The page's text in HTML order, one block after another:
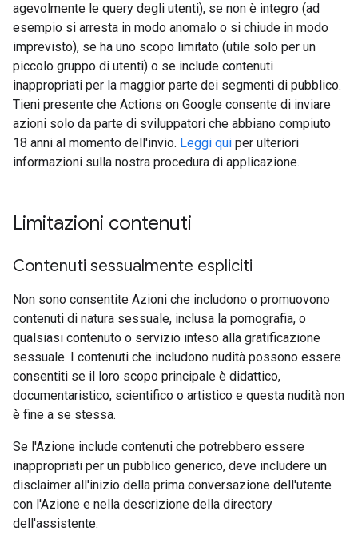
agevolmente le query degli utenti), se non è integro (ad
esempio si arresta in modo anomalo o si chiude in modo
imprevisto), se ha uno scopo limitato (utile solo per un
piccolo gruppo di utenti) o se include contenuti
inappropriati per la maggior parte dei segmenti di pubblico.
Tieni presente che Actions on Google consente di inviare
azioni solo da parte di sviluppatori che abbiano compiuto
18 anni al momento dell'invio. Leggi qui per ulteriori
informazioni sulla nostra procedura di applicazione.
Limitazioni contenuti
Contenuti sessualmente espliciti
Non sono consentite Azioni che includono o promuovono
contenuti di natura sessuale, inclusa la pornografia, o
qualsiasi contenuto o servizio inteso alla gratificazione
sessuale. I contenuti che includono nudità possono essere
consentiti se il loro scopo principale è didattico,
documentaristico, scientifico o artistico e questa nudità non
è fine a se stessa.
Se l'Azione include contenuti che potrebbero essere
inappropriati per un pubblico generico, deve includere un
disclaimer all'inizio della prima conversazione dell'utente
con l'Azione e nella descrizione della directory
dell'assistente.